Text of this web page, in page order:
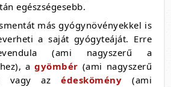
egészségesebb.
más gyógynövényekkel is
a saját gyógyteáját. Erre
(ami nagyszerű a
agyömbér (ami nagyszerű
vagy azédeskömény (ami